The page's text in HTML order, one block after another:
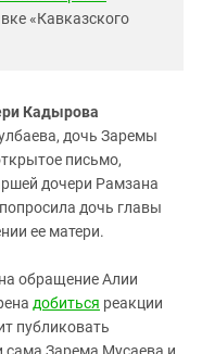
«Кавказского
Кадырова
дочь Заремы
письмо,
дочери Рамзана
дочь главы
ее матери.
обращение Алии
добиться реакции
публиковать
сама Зарема Мусаева и